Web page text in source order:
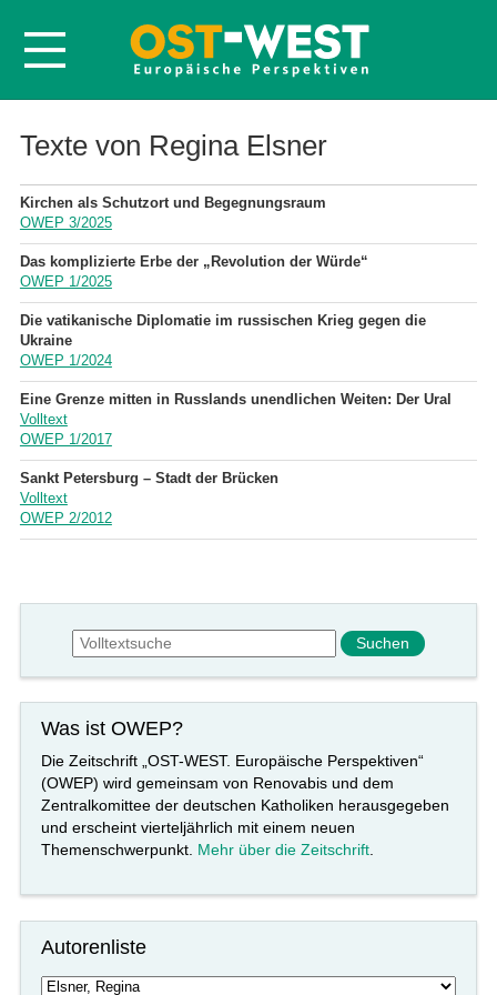
Startseite
Volltexte
Probeheft
Nachbestellen
Abonnieren
Kontakt
Texte von Regina Elsner
Kirchen als Schutzort und Begegnungsraum
OWEP 3/2025
Das komplizierte Erbe der „Revolution der Würde“
OWEP 1/2025
Die vatikanische Diplomatie im russischen Krieg gegen die
Ukraine
OWEP 1/2024
Eine Grenze mitten in Russlands unendlichen Weiten: Der Ural
Volltext
OWEP 1/2017
Sankt Petersburg – Stadt der Brücken
Volltext
OWEP 2/2012
Suchformular
Suche
Was ist OWEP?
Die Zeitschrift „OST-WEST. Europäische Perspektiven“
(OWEP) wird gemeinsam von Renovabis und dem
Zentralkomittee der deutschen Katholiken herausgegeben
und erscheint vierteljährlich mit einem neuen
Themenschwerpunkt. Mehr über die Zeitschrift
Autorenliste